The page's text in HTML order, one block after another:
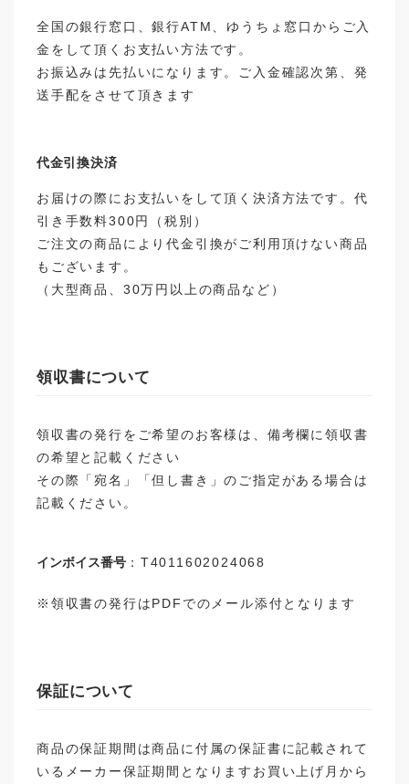
全国の銀行窓口、銀行ATM、ゆうちょ窓口からご入
金をして頂くお支払い方法です。
お振込みは先払いになります。ご入金確認次第、発
送手配をさせて頂きます
代金引換決済
お届けの際にお支払いをして頂く決済方法です。代
引き手数料300円（税別）
ご注文の商品により代金引換がご利用頂けない商品
もございます。
（大型商品、30万円以上の商品など）
領収書について
領収書の発行をご希望のお客様は、備考欄に領収書
の希望と記載ください
その際「宛名」「但し書き」のご指定がある場合は
記載ください。
インボイス番号 ：T4011602024068
※領収書の発行はPDFでのメール添付となります
保証について
商品の保証期間は商品に付属の保証書に記載されて
いるメーカー保証期間となりますお買い上げ月から